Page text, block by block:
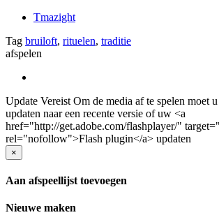
Tmazight
Tag bruiloft, rituelen, traditie
afspelen
Update Vereist Om de media af te spelen moet
updaten naar een recente versie of uw <a
href="http://get.adobe.com/flashplayer/"
rel="nofollow">Flash plugin</a> updaten
×
Aan afspeellijst toevoegen
Nieuwe maken